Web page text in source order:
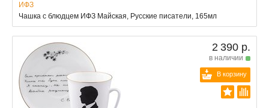
ИФЗ
Чашка с блюдцем ИФЗ Майская, Русские писатели, 165мл
2 390 р.
в наличии
В корзину